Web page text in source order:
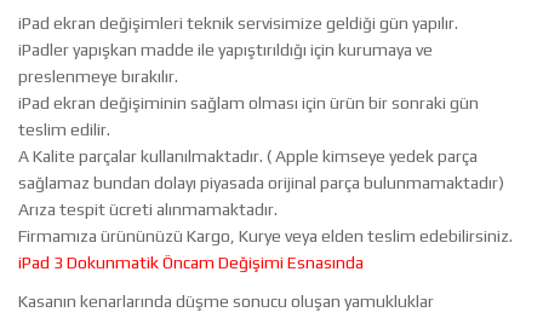
iPad ekran değişimleri teknik servisimize geldiği gün yapılır.
iPadler yapışkan madde ile yapıştırıldığı için kurumaya ve
preslenmeye bırakılır.
iPad ekran değişiminin sağlam olması için ürün bir sonraki gün
teslim edilir.
A Kalite parçalar kullanılmaktadır. ( Apple kimseye yedek parça
sağlamaz bundan dolayı piyasada orijinal parça bulunmamaktadır)
Arıza tespit ücreti alınmamaktadır.
Firmamıza ürününüzü Kargo, Kurye veya elden teslim edebilirsiniz.
iPad 3 Dokunmatik Öncam Değişimi Esnasında
Kasanın kenarlarında düşme sonucu oluşan yamukluklar